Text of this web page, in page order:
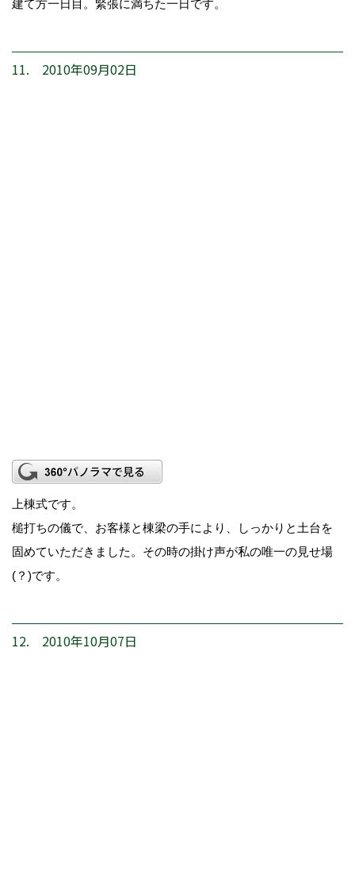
建て方一日目。緊張に満ちた一日です。
11. 2010年09月02日
上棟式です。
槌打ちの儀で、お客様と棟梁の手により、しっかりと土台を
固めていただきました。その時の掛け声が私の唯一の見せ場
(？)です。
12. 2010年10月07日